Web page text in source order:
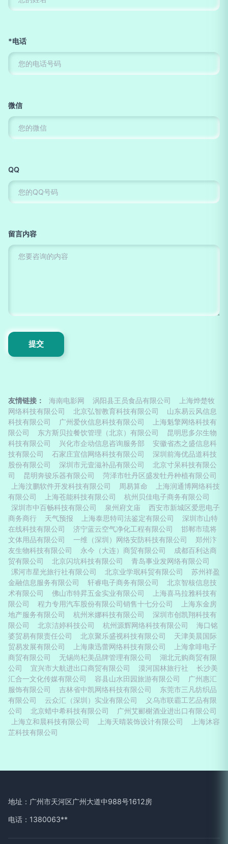
*电话
微信
QQ
留言内容
友情链接： 海南电影网 涡阳县王员食品有限公司
上海烨楚牧
网络科技有限公司
北京弘智教育科技有限公司
山东易云风信息
科技有限公司
广州爱伙信息科技有限公司
上海魁擎网络科技有
限公司
东方斯贝拉餐饮管理（北京）有限公司
昆明思多尔生物
科技有限公司
兴化市企动信息咨询服务部
安徽省杰之盛信息科
技有限公司
石家庄宜信网络科技有限公司
深圳前海优品道科技
股份有限公司
深圳市元壹滋补品有限公司
北京寸呆科技有限公
司
昆明奔骏乐器有限公司
菏泽市牡丹区盛发牡丹种植有限公司
上海汶鹏软件开发科技有限公司
周易算命
上海润通博网络科技
有限公司
上海苍能科技有限公司
杭州贝佳电子商务有限公司
深圳市中百畅科技有限公司
泉州府文庙
西安市新城区爱思电子
商务商行
天气预报 上海泰思特司法鉴定有限公司
深圳市山特
在线科技有限公司
济宁蓝云空气净化工程有限公司
邯郸市琉将
文体用品有限公司
一维（深圳）网络安防科技有限公司
郑州汴
友生物科技有限公司
永今（大连）商贸有限公司
成都百利达商
贸有限公司
北京闪坑科技有限公司
青岛事业发网络有限公司
漯河市星光旅行社有限公司
北京业学珉科贸有限公司
苏州祥盈
金融信息服务有限公司
轩睿电子商务有限公司
北京智核信息技
术有限公司
佛山市特昇五金实业有限公司
上海喜马拉雅科技有
限公司
程力专用汽车股份有限公司销售十七分公司
上海东金房
地产服务有限公司
杭州米娜科技有限公司
深圳市创凯翔科技有
限公司
北京洁婷科技公司 杭州源辉网络科技有限公司
海口铭
婆贸易有限责任公司
北京聚乐盛视科技有限公司
天津美晨国际
贸易发展有限公司
上海康迅蕾网络科技有限公司
上海拿啡电子
商贸有限公司
无锡尚杞美品牌管理有限公司
湖北元购商贸有限
公司
宜兴市大航进出口商贸有限公司 漠河国林旅行社
长沙美
汇合一文化传媒有限公司
容县山水田园旅游有限公司
广州惠汇
服饰有限公司
吉林省中凯网络科技有限公司
东莞市三凡纺织品
有限公司
云众汇（深圳）实业有限公司
义乌市联霸工艺品有限
公司
北京蜡中希科技有限公司
广州艾郦榭酒业进出口有限公司
上海立和晨科技有限公司
上海天晴装饰设计有限公司
上海沐容
芷科技有限公司
地址：广州市天河区广州大道中988号1612房
电话：1380063**